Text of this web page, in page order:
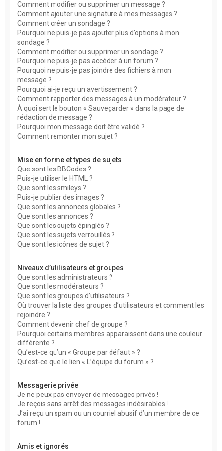
Comment modifier ou supprimer un message ?
Comment ajouter une signature à mes messages ?
Comment créer un sondage ?
Pourquoi ne puis-je pas ajouter plus d’options à mon
sondage ?
Comment modifier ou supprimer un sondage ?
Pourquoi ne puis-je pas accéder à un forum ?
Pourquoi ne puis-je pas joindre des fichiers à mon
message ?
Pourquoi ai-je reçu un avertissement ?
Comment rapporter des messages à un modérateur ?
À quoi sert le bouton « Sauvegarder » dans la page de
rédaction de message ?
Pourquoi mon message doit être validé ?
Comment remonter mon sujet ?
Mise en forme et types de sujets
Que sont les BBCodes ?
Puis-je utiliser le HTML ?
Que sont les smileys ?
Puis-je publier des images ?
Que sont les annonces globales ?
Que sont les annonces ?
Que sont les sujets épinglés ?
Que sont les sujets verrouillés ?
Que sont les icônes de sujet ?
Niveaux d’utilisateurs et groupes
Que sont les administrateurs ?
Que sont les modérateurs ?
Que sont les groupes d’utilisateurs ?
Où trouver la liste des groupes d’utilisateurs et comment les
rejoindre ?
Comment devenir chef de groupe ?
Pourquoi certains membres apparaissent dans une couleur
différente ?
Qu’est-ce qu’un « Groupe par défaut » ?
Qu’est-ce que le lien « L’équipe du forum » ?
Messagerie privée
Je ne peux pas envoyer de messages privés !
Je reçois sans arrêt des messages indésirables !
J’ai reçu un spam ou un courriel abusif d’un membre de ce
forum !
Amis et ignorés